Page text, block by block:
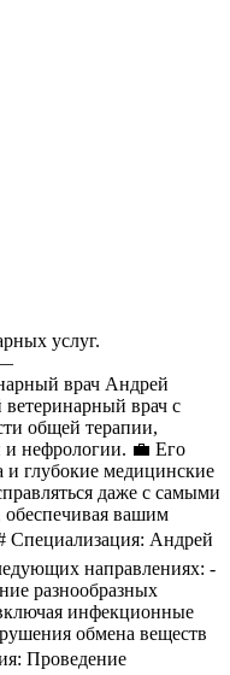
услуг.
врач Андрей
врач с
общей терапии,
и нефрологии. 💼 Его
и глубокие медицинские
даже с самыми
вашим
Специализация: Андрей
направлениях: -
разнообразных
инфекционные
обмена веществ
Проведение